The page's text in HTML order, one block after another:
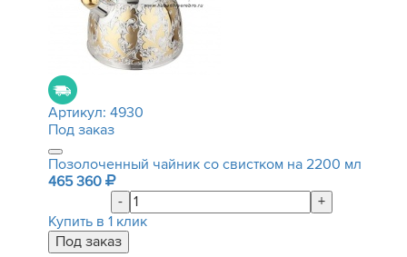
Артикул: 4930
Под заказ
Позолоченный чайник со свистком на 2200 мл
465 360
-
+
Купить в 1 клик